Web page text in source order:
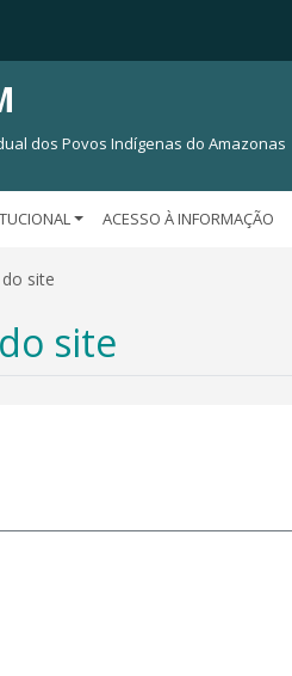
dos Povos Indígenas do Amazonas
ACESSO À INFORMAÇÃO
site
site